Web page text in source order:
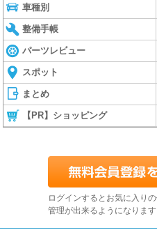
車種別
整備手帳
パーツレビュー
スポット
まとめ
【PR】ショッピング
ログインするとお気に入り
管理が出来るようになります